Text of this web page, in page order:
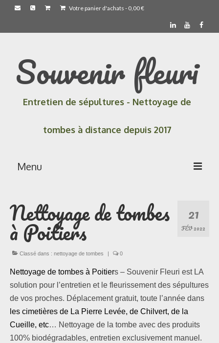
Votre panier d'achats - 0,00€
Souvenir fleuri
Entretien de sépultures - Nettoyage de
tombes à distance depuis 2017
Menu
Les prestations
Les formules
Lieux d’intervention
Actualités
21
FÉV 2022
Nettoyage de tombes
à Poitiers
Classé dans : nettoyage de tombes 0
Nettoyage de tombes à Poitiers – Souvenir Fleuri est LA
solution pour l’entretien et le fleurissement des sépultures
de vos proches. Déplacement gratuit, toute l’année dans
les cimetières de La Pierre Levée, de Chilvert, de la
Cueille, etc… Nettoyage de la tombe avec des produits
100% biodégradables, entretien exclusivement manuel.